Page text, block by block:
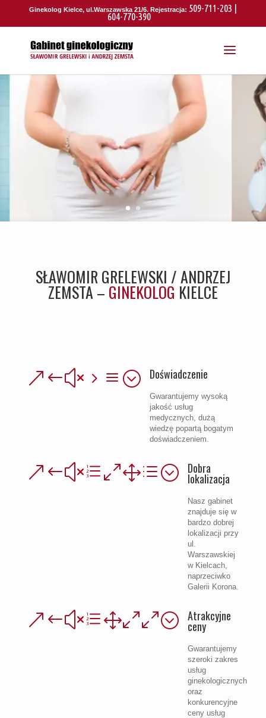
Ginekolog Kielce, ul.Warszawska 21/6. Rejestracja: 509-711-203 |
604-770-390
SŁAWOMIR GRELEWSKI / ANDRZEJ
ZEMSTA – GINEKOLOG KIELCE
&#x5a; Doświadczenie
Gwarantujemy wysoką
jakość usług
medycznych, dużą
wiedzę popartą bogatym
doświadczeniem.
&#xe01d; Dobra
lokalizacja
Nasz gabinet
znajduje się w
bardzo dobrej
lokalizacji przy
ul.
Warszawskiej
w Kielcach,
naprzeciwko
Galerii Korona.
&#xe100; Atrakcyjne
ceny
Gwarantujemy
szeroki zakres
usług
ginekologicznych
oraz
konkurencyjne
ceny usług